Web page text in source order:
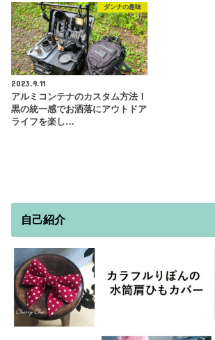
ダンナの趣味
2023.9.11
アルミコンテナのカスタム方法！
黒の統一感でお洒落にアウトドア
ライフを楽し…
自己紹介